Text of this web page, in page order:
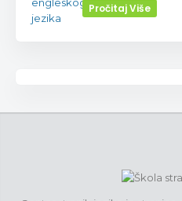
Pročitaj Više